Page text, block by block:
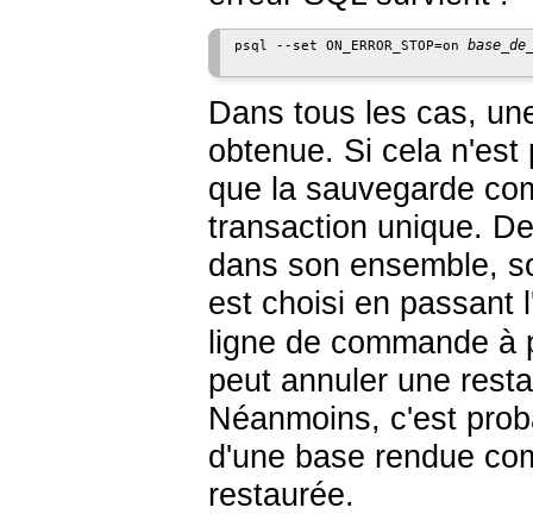
psql --set ON_ERROR_STOP=on
Dans tous les cas,
obtenue. Si cela n'est
que la sauvegarde
transaction unique.
dans son ensemble,
est choisi en passant
ligne de commande à
peut annuler une
Néanmoins, c'est
d'une base rendue
restaurée.